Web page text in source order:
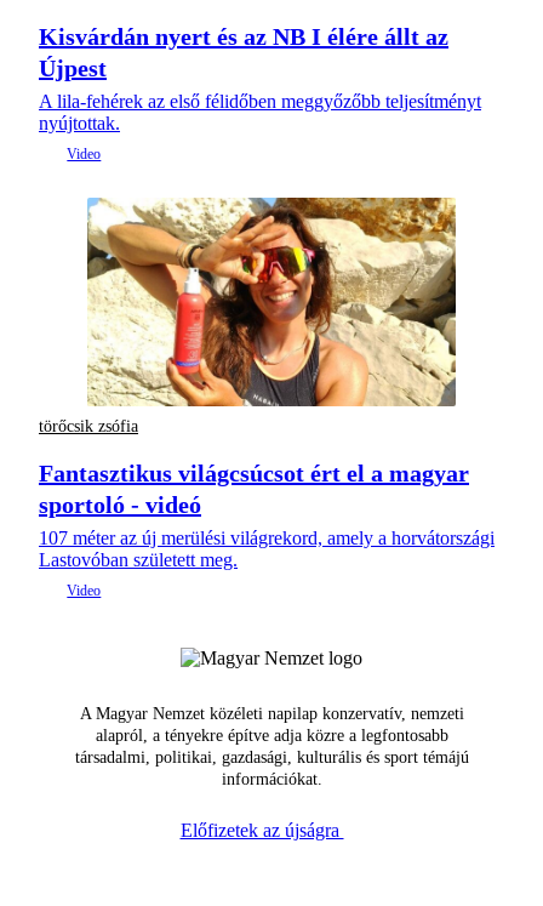
Kisvárdán nyert és az NB I élére állt az
Újpest
A lila-fehérek az első félidőben meggyőzőbb teljesítményt
nyújtottak.
törőcsik zsófia
Fantasztikus világcsúcsot ért el a magyar
sportoló - videó
107 méter az új merülési világrekord, amely a horvátországi
Lastovóban született meg.
A Magyar Nemzet közéleti napilap konzervatív, nemzeti
alapról, a tényekre építve adja közre a legfontosabb
társadalmi, politikai, gazdasági, kulturális és sport témájú
információkat.
Előfizetek az újságra